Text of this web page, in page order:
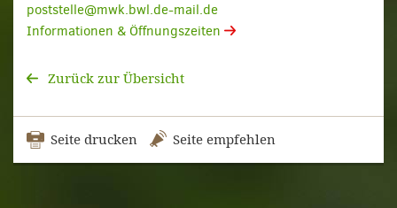
poststelle@mwk.bwl.de-mail.de
Informationen & Öffnungszeiten
Zurück zur Übersicht
Seite drucken Seite empfehlen